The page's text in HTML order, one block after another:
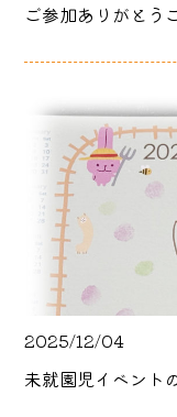
ご参加ありがとう
2025/12/04
未就園児イベント